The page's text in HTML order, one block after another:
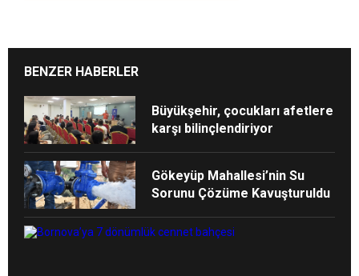
BENZER HABERLER
Büyükşehir, çocukları afetlere
karşı bilinçlendiriyor
Gökeyüp Mahallesi’nin Su
Sorunu Çözüme Kavuşturuldu